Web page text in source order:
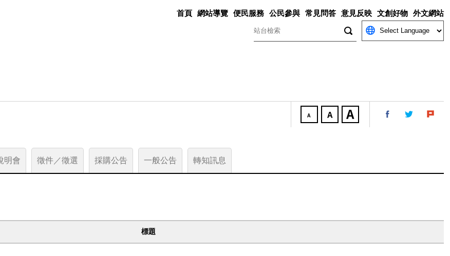
首頁 網站導覽 便民服務 公民參與 常見問答 意見反映 文創好物 外文網站
明會 徵件／徵選 採購公告 一般公告 轉知訊息
標題